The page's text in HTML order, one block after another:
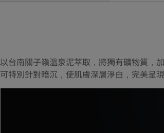
以台南關子嶺溫泉泥萃取，將獨有礦物質，
可特別針對暗沉，使肌膚深層淨白，完美呈